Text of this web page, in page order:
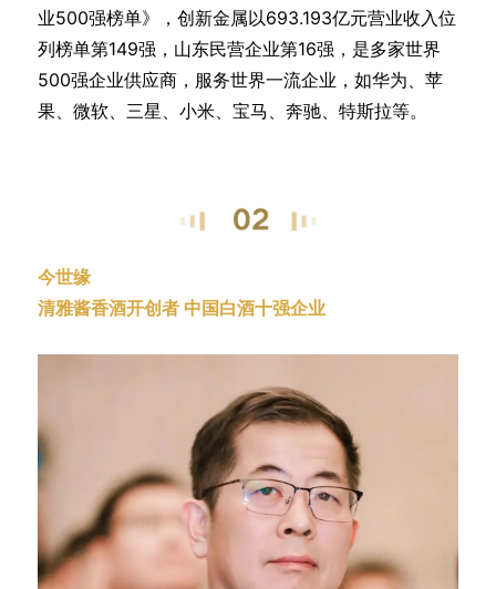
业500强榜单》，创新金属以693.193亿元营业收入位
列榜单第149强，山东民营企业第16强，是多家世界
500强企业供应商，服务世界一流企业，如华为、苹
果、微软、三星、小米、宝马、奔驰、特斯拉等。
今世缘
清雅酱香酒开创者 中国白酒十强企业